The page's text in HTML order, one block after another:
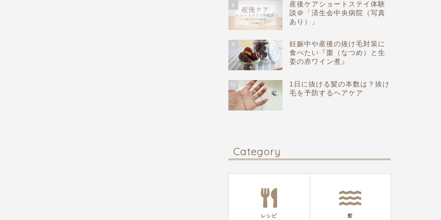
8
産後ケアショートステイ体験
談＠「済生会中央病院（写真
あり）」
9
妊娠中や産後の抜け毛対策に
食べたい『棗（なつめ）と生
姜の赤ワイン煮』
10
1日に抜ける髪の本数は？抜け
毛を予防するヘアケア
Category
レシピ 髪